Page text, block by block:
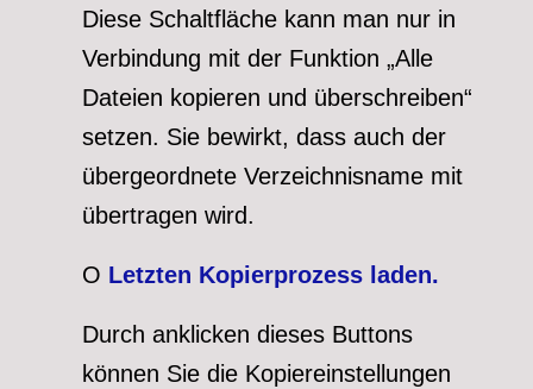
Diese Schaltfläche kann man nur in
Verbindung mit der Funktion „Alle
Dateien kopieren und überschreiben“
setzen. Sie bewirkt, dass auch der
übergeordnete Verzeichnisname mit
übertragen wird.
O Letzten Kopierprozess laden.
Durch anklicken dieses Buttons
können Sie die Kopiereinstellungen